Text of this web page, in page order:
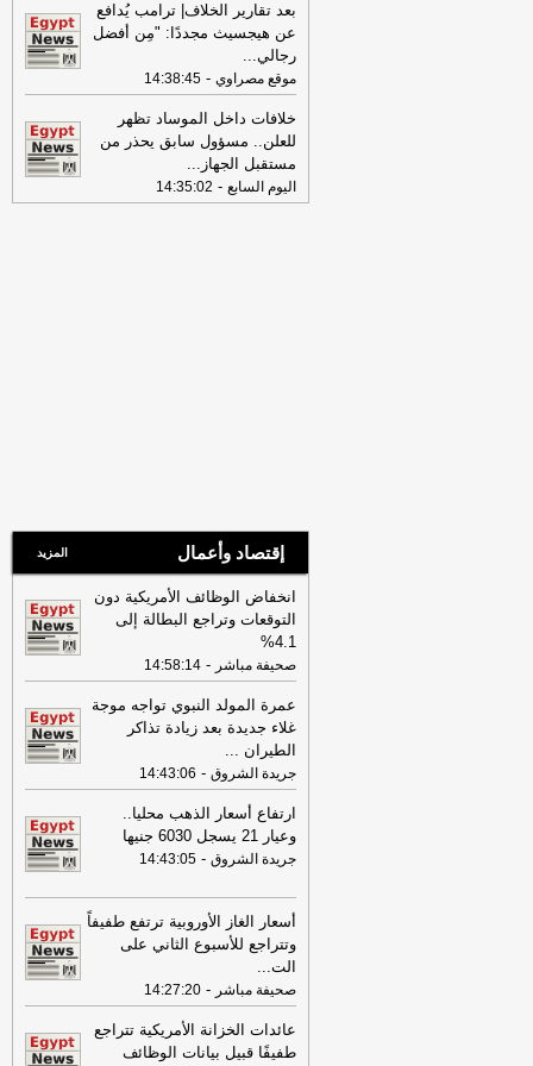
حول الحماية المهنية للأطباء العاملين
بالشركات-اليوم السابع
14:28
"عبداللطيف": الاستثمار في
التعليم السبيل الأمثل لبناء مجتمعات أكثر
استقرارًا - موقع الدستور
14:25
طارق العربي طرقان يعيد ذكريات
«سبيستون» في ختام مهرجان الأوبرا
الصيفي-النبأ
بعد تقارير الخلاف| ترامب يُدافع
عن هيجسيث مجددًا: "مِن أفضل
رجالي...
موقع مصراوي -
14:38:45
خلافات داخل الموساد تظهر
للعلن.. مسؤول سابق يحذر من
مستقبل الجهاز ...
اليوم السابع -
14:35:02
إقتصاد وأعمال المزيد
انخفاض الوظائف الأمريكية دون
التوقعات وتراجع البطالة إلى
4.1%
صحيفة مباشر -
14:58:14
عمرة المولد النبوي تواجه موجة
غلاء جديدة بعد زيادة تذاكر
الطيران ...
جريدة الشروق -
14:43:06
ارتفاع أسعار الذهب محليا..
وعيار 21 يسجل 6030 جنيها
جريدة الشروق -
14:43:05
أسعار الغاز الأوروبية ترتفع طفيفاً
وتتراجع للأسبوع الثاني على
الت...
صحيفة مباشر -
14:27:20
عائدات الخزانة الأمريكية تتراجع
طفيفًا قبيل بيانات الوظائف